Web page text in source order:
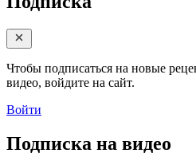
Чтобы подписаться на новые
видео, войдите на сайт.
Войти
Подписка на видео